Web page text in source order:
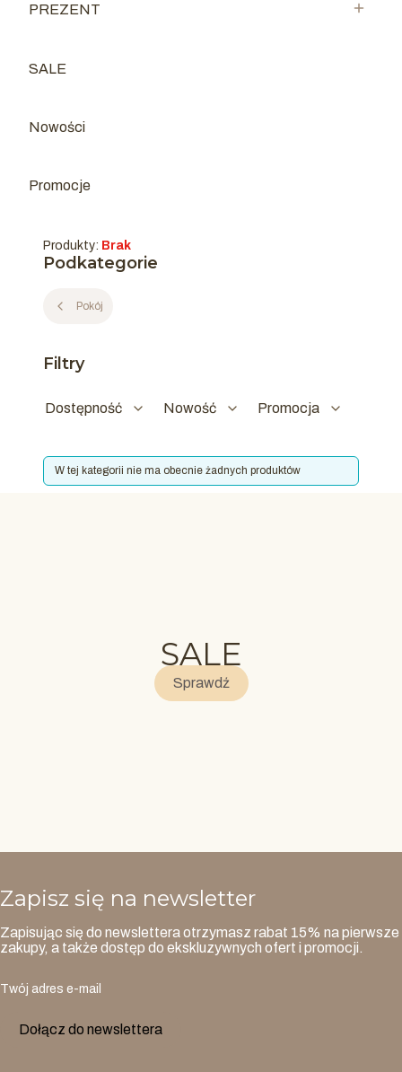
Kategoria - PREZENT
PREZENT
Kategoria - SALE
SALE
Nowości
Promocje
Produkty: Brak
Podkategorie
Pokój
Filtry
Dostępność Nowość Promocja
Lista produktów
W tej kategorii nie ma obecnie żadnych produktów
SALE
Sprawdź
Zapisz się na newsletter
Zapisując się do newslettera otrzymasz rabat 15% na pierwsze
zakupy, a także dostęp do ekskluzywnych ofert i promocji.
Twój adres e-mail
Dołącz do newslettera